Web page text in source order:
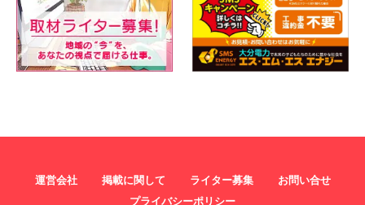
運営会社 掲載に関して ライター募集
お問い合せ
プライバシーポリシー